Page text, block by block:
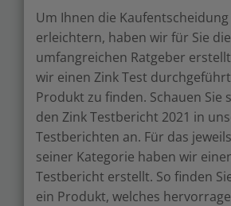
Um Ihnen die
erleichtern, haben wir für Sie
umfangreichen Ratgeber
wir einen Zink Test
Produkt zu finden. Schauen Sie
den Zink Testbericht 2021 in
Testberichten an. Für das
seiner Kategorie haben wir
Testbericht erstellt. So finden
ein Produkt, welches